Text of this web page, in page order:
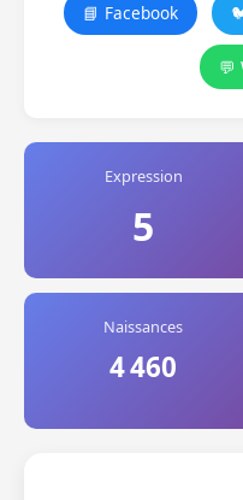
📘 Facebook
💬
Expression
5
Naissances
4 460